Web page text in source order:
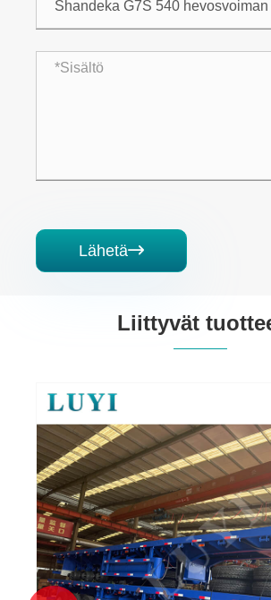
Lähetä
Liittyvät